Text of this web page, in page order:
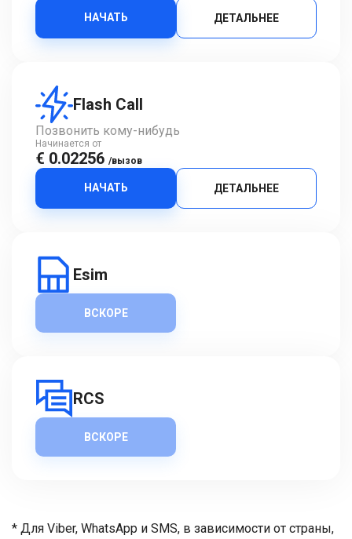
НАЧАТЬ ДЕТАЛЬНЕЕ
Flash Call
Позвонить кому-нибудь
Начинается от
€ 0.02256 /вызов
НАЧАТЬ ДЕТАЛЬНЕЕ
Esim
ВСКОРЕ
RCS
ВСКОРЕ
* Для Viber, WhatsApp и SMS, в зависимости от страны,